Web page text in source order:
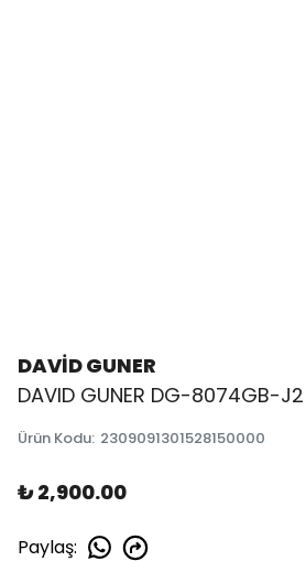
DAVİD GUNER
DAVID GUNER DG-8074GB-J2
Ürün Kodu: 2309091301528150000
₺ 2,900.00
Paylaş: